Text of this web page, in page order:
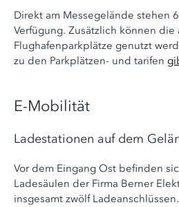
Direkt am Messegelände stehen
Verfügung. Zusätzlich können die
Flughafenparkplätze genutzt
zu den Parkplätzen- und tarifen
E-Mobilität
Ladestationen auf dem
Vor dem Eingang Ost befinden
Ladesäulen der Firma Berner
insgesamt zwölf